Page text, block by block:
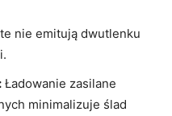
nie emitują dwutlenku
Ładowanie zasilane⁤
minimalizuje ślad